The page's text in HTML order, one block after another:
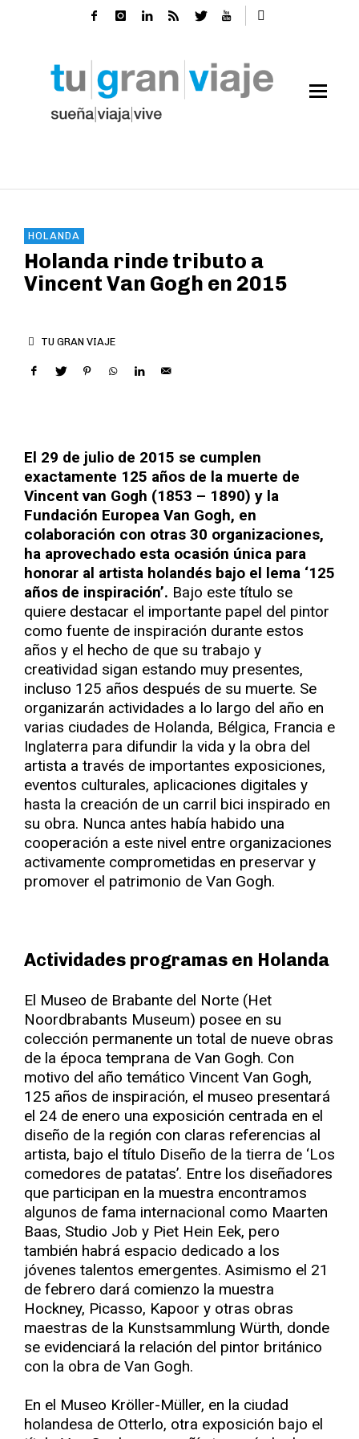
HOLANDA
Holanda rinde tributo a
Vincent Van Gogh en 2015
TU GRAN VIAJE
El 29 de julio de 2015 se cumplen
exactamente 125 años de la muerte de
Vincent van Gogh (1853 – 1890) y la
Fundación Europea Van Gogh, en
colaboración con otras 30 organizaciones,
ha aprovechado esta ocasión única para
honorar al artista holandés bajo el lema ‘125
años de inspiración’. Bajo este título se
quiere destacar el importante papel del pintor
como fuente de inspiración durante estos
años y el hecho de que su trabajo y
creatividad sigan estando muy presentes,
incluso 125 años después de su muerte. Se
organizarán actividades a lo largo del año en
varias ciudades de Holanda, Bélgica, Francia e
Inglaterra para difundir la vida y la obra del
artista a través de importantes exposiciones,
eventos culturales, aplicaciones digitales y
hasta la creación de un carril bici inspirado en
su obra. Nunca antes había habido una
cooperación a este nivel entre organizaciones
activamente comprometidas en preservar y
promover el patrimonio de Van Gogh.
Actividades programas en Holanda
El Museo de Brabante del Norte (Het
Noordbrabants Museum) posee en su
colección permanente un total de nueve obras
de la época temprana de Van Gogh. Con
motivo del año temático Vincent Van Gogh,
125 años de inspiración, el museo presentará
el 24 de enero una exposición centrada en el
diseño de la región con claras referencias al
artista, bajo el título Diseño de la tierra de ‘Los
comedores de patatas’. Entre los diseñadores
que participan en la muestra encontramos
algunos de fama internacional como Maarten
Baas, Studio Job y Piet Hein Eek, pero
también habrá espacio dedicado a los
jóvenes talentos emergentes. Asimismo el 21
de febrero dará comienzo la muestra
Hockney, Picasso, Kapoor y otras obras
maestras de la Kunstsammlung Würth, donde
se evidenciará la relación del pintor británico
con la obra de Van Gogh.
En el Museo Kröller-Müller, en la ciudad
holandesa de Otterlo, otra exposición bajo el